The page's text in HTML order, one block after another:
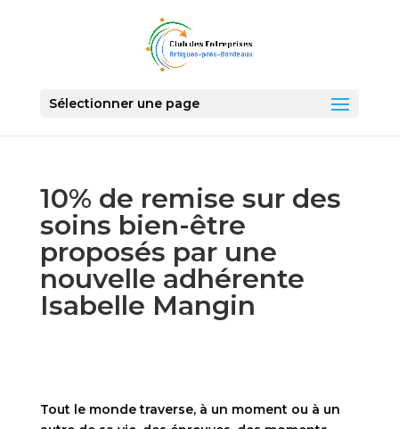
Sélectionner une page
10% de remise sur des
soins bien-être
proposés par une
nouvelle adhérente
Isabelle Mangin
Tout le monde traverse, à un moment ou à un